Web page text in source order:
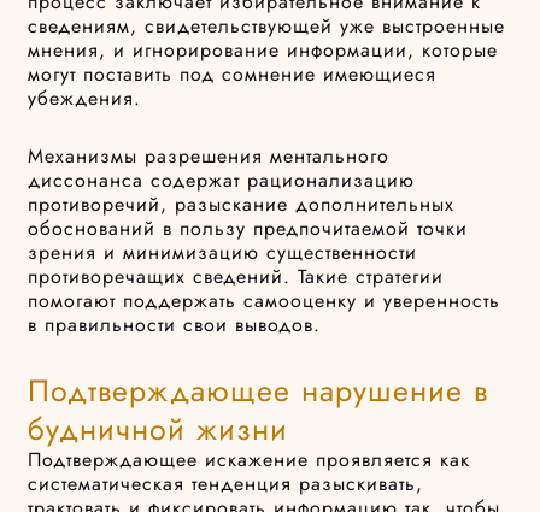
сведениям, свидетельствующей уже выстроенные
мнения, и игнорирование информации, которые
могут поставить под сомнение имеющиеся
убеждения.
Механизмы разрешения ментального
диссонанса содержат рационализацию
противоречий, разыскание дополнительных
обоснований в пользу предпочитаемой точки
зрения и минимизацию существенности
противоречащих сведений. Такие стратегии
помогают поддержать самооценку и уверенность
в правильности свои выводов.
Подтверждающее нарушение в
будничной жизни
Подтверждающее искажение проявляется как
систематическая тенденция разыскивать,